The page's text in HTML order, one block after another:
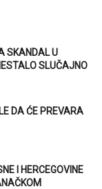
SKANDAL U
SLUČAJNO
DA ĆE PREVARA
I HERCEGOVINE